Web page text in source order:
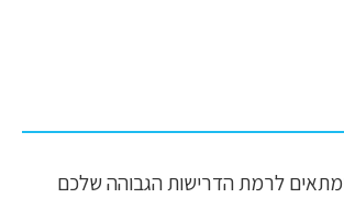
לרמת הדרישות הגבוהה שלכם